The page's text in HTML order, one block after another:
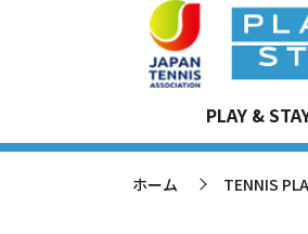
PLAY &
tennis
ホーム >
TENNIS